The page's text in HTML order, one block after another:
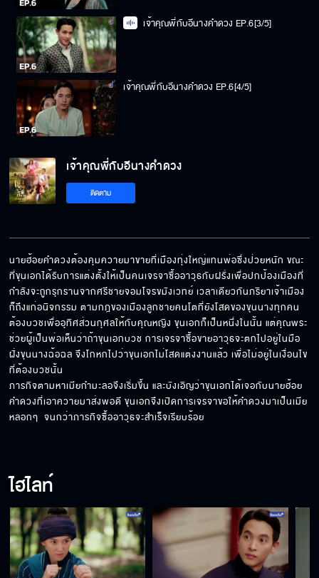
เจ้าคุณพี่กับอีนางคำดวง EP.6[3/5]
เจ้าคุณพี่กับอีนางคำดวง EP.6[4/5]
เจ้าคุณพี่กับอีนางคำดวง
ติดตาม
นายฮ้อยคำดวงต้องคุมควายมาขายที่เมืองทุ่งใหญ่แทนพ่อซึ่งป่วยหนัก ขณะ
ที่ขุนเอกได้รับการแต่งตั้งให้เป็นคนเจรจาซื้ออาวุธกับฝรั่งเพื่อปกป้องเมืองที่
กำลังจะถูกรุกรานจากศรีชายจอมโจรขมังเวทย์ เวลาเดียวกันภริยาเจ้าเมือง
ก็ถึงแก่อนิจกรรม ตามกฎของเมืองลูกชายคนโตที่ยังโสดของขุนนางทุกคน
ต้องบวชเพื่ออุทิศส่วนกุศลให้กับคุณหญิง ขุนเอกก็เป็นหนึ่งในนั้น แต่คุณพระ
ช่วยผู้เป็นพ่อเห็นว่าถ้าขุนเอกบวช การเจรจาซื้อขายอาวุธจะตกไปอยู่ในมือ
ฝั่งขุนนางฉ้อฉล จึงโกหกไปว่าขุนเอกไม่โสดแต่งงานแล้ว เพื่อไม่อยู่ในเงื่อนไข
ที่ต้องบวชนั้น
ภารกิจตามหาเมียกำมะลอจึงเริ่มขึ้น และบังเอิญว่าขุนเอกได้เจอกับนายฮ้อย
คำดวงที่เอาควายมาส่งพอดี ขุนเอกจึงเปิดการเจรจาขอให้คำดวงมาเป็นเมีย
หลอกๆ  จนกว่าภารกิจซื้ออาวุธจะสำเร็จเรียบร้อย
ไฮไลท์